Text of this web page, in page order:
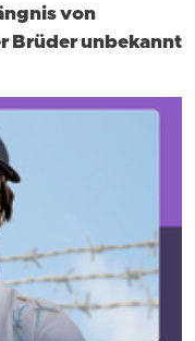
von
Brüder unbekannt